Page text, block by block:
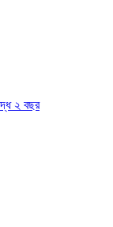
২ বছর